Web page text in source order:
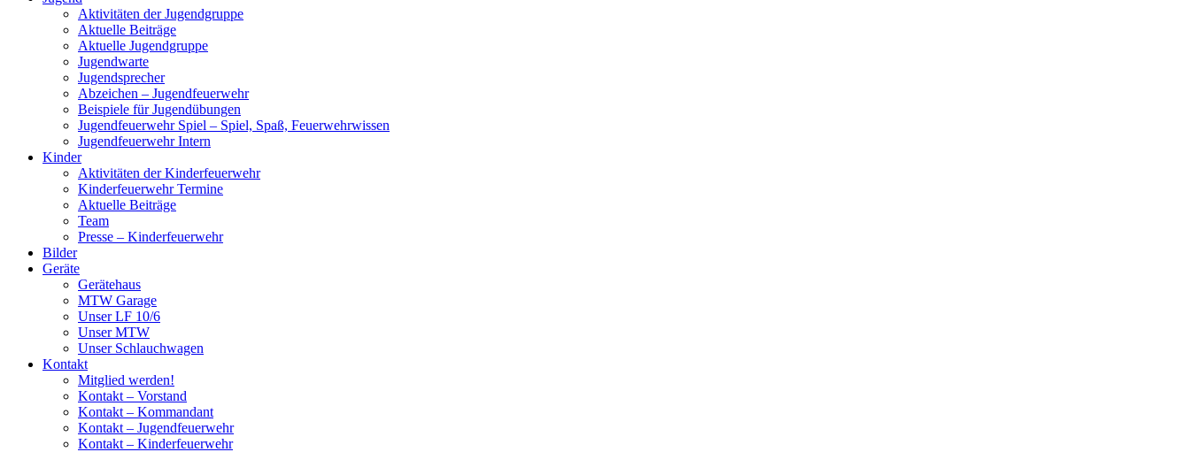
Aktivitäten der Jugendgruppe
Aktuelle Beiträge
Aktuelle Jugendgruppe
Jugendwarte
Jugendsprecher
Abzeichen – Jugendfeuerwehr
Beispiele für Jugendübungen
Jugendfeuerwehr Spiel – Spiel, Spaß, Feuerwehrwissen
Jugendfeuerwehr Intern
Kinder
Aktivitäten der Kinderfeuerwehr
Kinderfeuerwehr Termine
Aktuelle Beiträge
Team
Presse – Kinderfeuerwehr
Bilder
Geräte
Gerätehaus
MTW Garage
Unser LF 10/6
Unser MTW
Unser Schlauchwagen
Kontakt
Mitglied werden!
Kontakt – Vorstand
Kontakt – Kommandant
Kontakt – Jugendfeuerwehr
Kontakt – Kinderfeuerwehr